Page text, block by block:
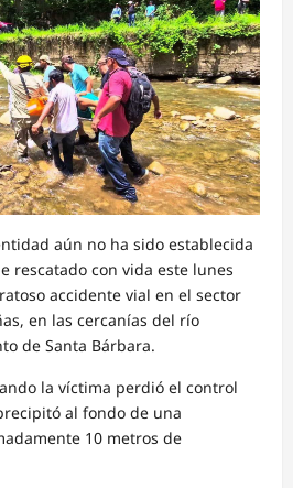
aún no ha sido establecida
rescatado con vida este lunes
accidente vial en el sector
en las cercanías del río
de Santa Bárbara.
la víctima perdió el control
al fondo de una
10 metros de